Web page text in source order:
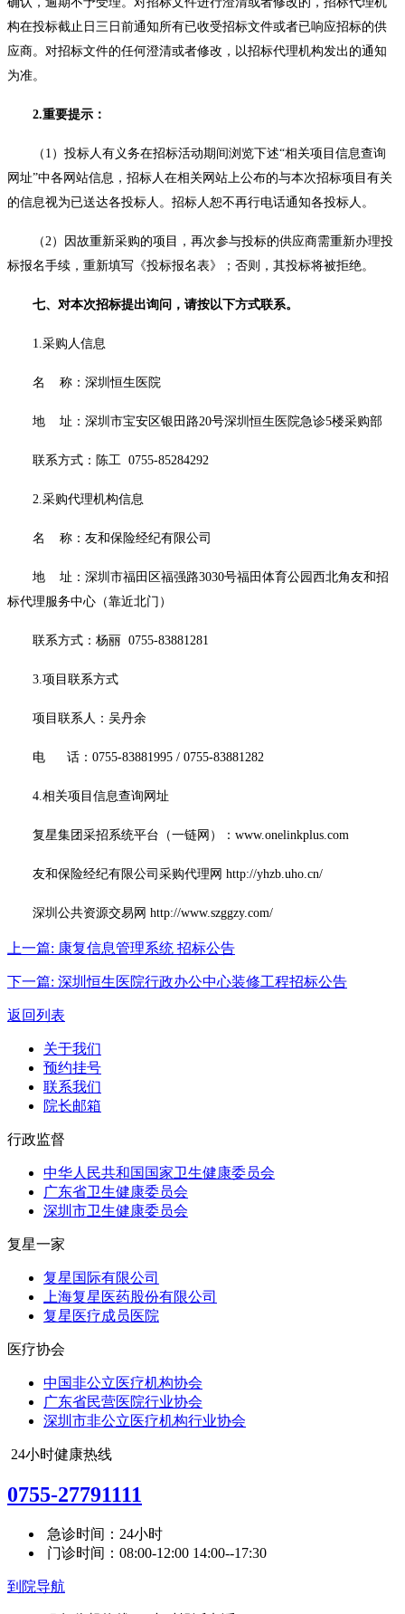
构在投标截止日三日前通知所有已收受招标文件或者已响应招标的供
应商。对招标文件的任何澄清或者修改，以招标代理机构发出的通知
为准。
2.重要提示：
（1）投标人有义务在招标活动期间浏览下述“相关项目信息查询
网址”中各网站信息，招标人在相关网站上公布的与本次招标项目有关
的信息视为已送达各投标人。招标人恕不再行电话通知各投标人。
（2）因故重新采购的项目，再次参与投标的供应商需重新办理投
标报名手续，重新填写《投标报名表》；否则，其投标将被拒绝。
七、对本次招标提出询问，请按以下方式联系。
1.采购人信息
名 称：深圳恒生医院
地 址：深圳市宝安区银田路20号深圳恒生医院急诊5楼采购部
联系方式：陈工 0755-85284292
2.采购代理机构信息
名 称：友和保险经纪有限公司
地 址：深圳市福田区福强路3030号福田体育公园西北角友和招
标代理服务中心（靠近北门）
联系方式：杨丽 0755-83881281
3.项目联系方式
项目联系人：吴丹余
电 话：0755-83881995 / 0755-83881282
4.相关项目信息查询网址
复星集团采招系统平台（一链网）：www.onelinkplus.com
友和保险经纪有限公司采购代理网 http://yhzb.uho.cn/
深圳公共资源交易网 http://www.szggzy.com/
上一篇: 康复信息管理系统 招标公告
下一篇: 深圳恒生医院行政办公中心装修工程招标公告
返回列表
关于我们
预约挂号
联系我们
院长邮箱
行政监督
中华人民共和国国家卫生健康委员会
广东省卫生健康委员会
深圳市卫生健康委员会
复星一家
复星国际有限公司
上海复星医药股份有限公司
复星医疗成员医院
医疗协会
中国非公立医疗机构协会
广东省民营医院行业协会
深圳市非公立医疗机构行业协会
24小时健康热线
0755-27791111
急诊时间：24小时
门诊时间：08:00-12:00 14:00--17:30
到院导航